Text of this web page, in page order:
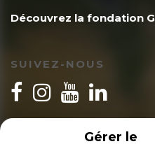
Gérer le
Découvrez la fondation
SUIVEZ-NOUS
INSCRIPTION